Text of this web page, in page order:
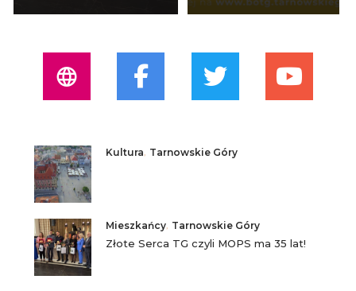
Kultura Tarnowskie Góry
Mieszkańcy Tarnowskie Góry
Złote Serca TG czyli MOPS ma 35 lat!